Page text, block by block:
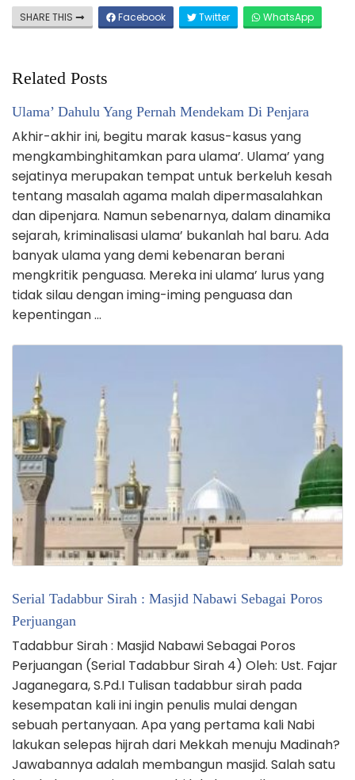
SHARE THIS Facebook Twitter WhatsApp
Related Posts
Ulama’ Dahulu Yang Pernah Mendekam Di Penjara
Akhir-akhir ini, begitu marak kasus-kasus yang
mengkambinghitamkan para ulama’. Ulama’ yang
sejatinya merupakan tempat untuk berkeluh kesah
tentang masalah agama malah dipermasalahkan
dan dipenjara. Namun sebenarnya, dalam dinamika
sejarah, kriminalisasi ulama’ bukanlah hal baru. Ada
banyak ulama yang demi kebenaran berani
mengkritik penguasa. Mereka ini ulama’ lurus yang
tidak silau dengan iming-iming penguasa dan
kepentingan …
Serial Tadabbur Sirah : Masjid Nabawi Sebagai Poros
Perjuangan
Tadabbur Sirah : Masjid Nabawi Sebagai Poros
Perjuangan (Serial Tadabbur Sirah 4) Oleh: Ust. Fajar
Jaganegara, S.Pd.I Tulisan tadabbur sirah pada
kesempatan kali ini ingin penulis mulai dengan
sebuah pertanyaan. Apa yang pertama kali Nabi
lakukan selepas hijrah dari Mekkah menuju Madinah?
Jawabannya adalah membangun masjid. Salah satu